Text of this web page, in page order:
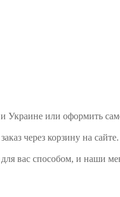
Украине или оформить
через корзину на сайте.
вас способом, и наши